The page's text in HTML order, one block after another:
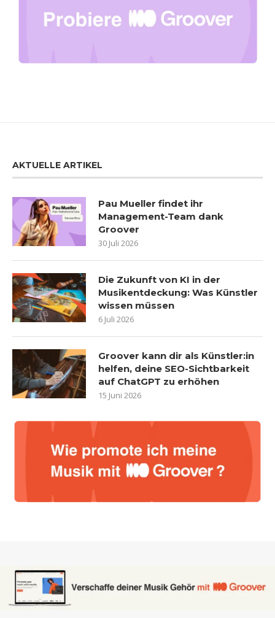
AKTUELLE ARTIKEL
Pau Mueller findet ihr
Management-Team dank
Groover
30 Juli 2026
Die Zukunft von KI in der
Musikentdeckung: Was Künstler
wissen müssen
6 Juli 2026
Groover kann dir als Künstler:in
helfen, deine SEO-Sichtbarkeit
auf ChatGPT zu erhöhen
15 Juni 2026